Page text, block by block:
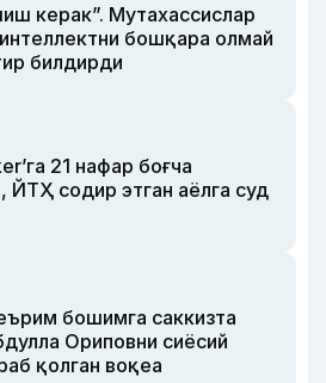
керак”. Мутахассислар
бошқара олмай
билдирди
21 нафар боғча
ЙТҲ содир этган аёлга суд
бошимга саккизта
Ориповни сиёсий
қолган воқеа